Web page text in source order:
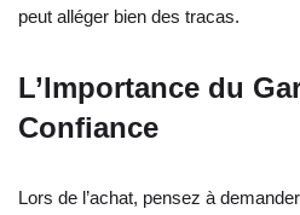
peut alléger bien des tracas.
L’Importance du
Confiance
Lors de l’achat, pensez à